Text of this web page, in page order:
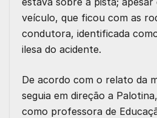
veículo, que ficou com as
condutora, identificada
ilesa do acidente.
De acordo com o relato da
seguia em direção a
como professora de